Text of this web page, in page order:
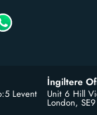
Levent
İngiltere
Unit 6 Hill
London,